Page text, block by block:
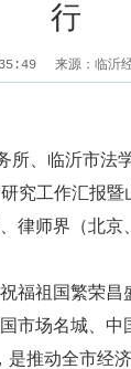
行
来源：临沂
、临沂市法
究工作汇报
师界（北京
祖国繁荣昌
场名城、中
推动全市经